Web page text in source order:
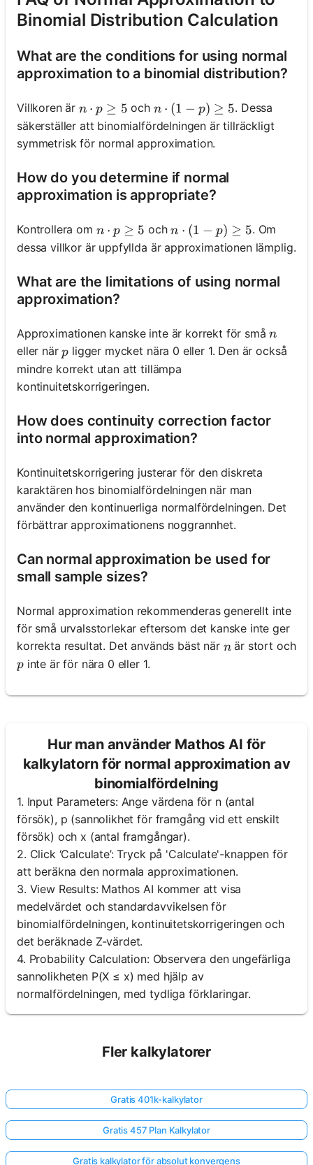
Binomial Distribution Calculation
What are the conditions for using normal
approximation to a binomial distribution?
Villkoren är n \cdot p \geq 5
n ⋅ p ≥ 5 och n \cdot (1 - p) \geq 5
n ⋅ (1 − p) ≥ 5. Dessa
säkerställer att binomialfördelningen är tillräckligt
symmetrisk för normal approximation.
How do you determine if normal
approximation is appropriate?
Kontrollera om n \cdot p \geq 5
n ⋅ p ≥ 5 ochn \cdot (1 - p) \geq 5
n ⋅ (1 − p) ≥ 5. Om
dessa villkor är uppfyllda är approximationen lämplig.
What are the limitations of using normal
approximation?
Approximationen kanske inte är korrekt för smån
n
eller närp
p ligger mycket nära 0 eller 1. Den är också
mindre korrekt utan att tillämpa
kontinuitetskorrigeringen.
How does continuity correction factor
into normal approximation?
Kontinuitetskorrigering justerar för den diskreta
karaktären hos binomialfördelningen när man
använder den kontinuerliga normalfördelningen. Det
förbättrar approximationens noggrannhet.
Can normal approximation be used for
small sample sizes?
Normal approximation rekommenderas generellt inte
för små urvalsstorlekar eftersom det kanske inte ger
korrekta resultat. Det används bäst när n
när stort och
p
pinte är för nära 0 eller 1.
Hur man använder Mathos AI för
kalkylatorn för normal approximation av
binomialfördelning
1. Input Parameters: Ange värdena för n (antal
försök), p (sannolikhet för framgång vid ett enskilt
försök) och x (antal framgångar).
2. Click ‘Calculate’: Tryck på 'Calculate'-knappen för
att beräkna den normala approximationen.
3. View Results: Mathos AI kommer att visa
medelvärdet och standardavvikelsen för
binomialfördelningen, kontinuitetskorrigeringen och
det beräknade Z-värdet.
4. Probability Calculation: Observera den ungefärliga
sannolikheten P(X ≤ x) med hjälp av
normalfördelningen, med tydliga förklaringar.
Fler kalkylatorer
Gratis 401k-kalkylator
Gratis 457 Plan Kalkylator
Gratis kalkylator för absolut konvergens